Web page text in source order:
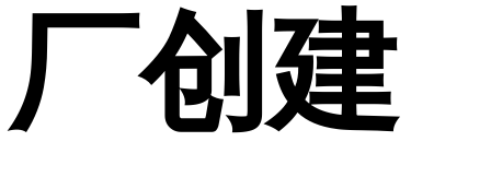
厂创建